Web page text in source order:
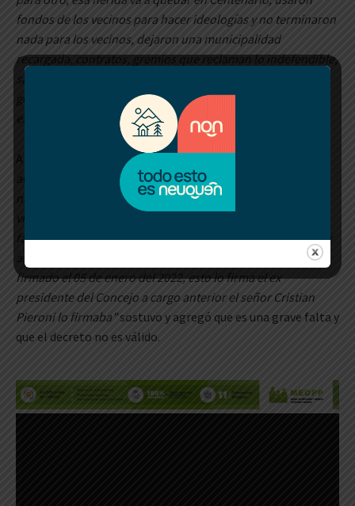
fondos de los vecinos para hacer ideologías y no terminaron
nada para los vecinos, dejaron una municipalidad
recargada, contratos, gremios que reclaman lo indefendible,
gusta esto que es la farándula que siempre le gustó, yo acá
estoy para defender a los vecinos”expresó.
A su vez en diálogo con la FM Red Social 97.9 que:
auditoría que está llevando el ejecutivo a cargo, se detectó
no hace mucho la existencia del decreto 017/22 que está
familiar directo y el no asentamiento en los libros directos y
así tampoco la publicación en el boletín oficial, esto fue
firmado el 05 de enero del 2022, esto lo firma el ex
presidente del Concejo a cargo anterior el señor Cristian
Pieroni lo firmaba”sostuvo y agregó que es una grave falta y
que el decreto no es válido.